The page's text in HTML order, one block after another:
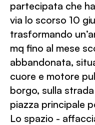
partecipata che
via lo scorso 10
trasformando
mq fino al mese
abbandonata,
cuore e motore
borgo, sulla
piazza principale
Lo spazio -